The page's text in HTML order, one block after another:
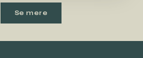
Se mere